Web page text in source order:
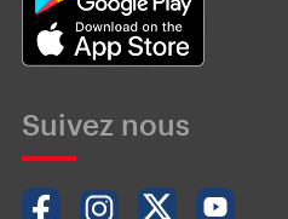
Suivez nous